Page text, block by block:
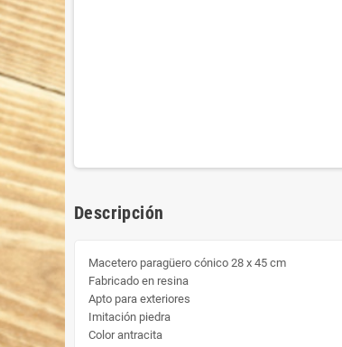
Descripción
Macetero paragüero cónico 28 x 45 cm
Fabricado en resina
Apto para exteriores
Imitación piedra
Color antracita